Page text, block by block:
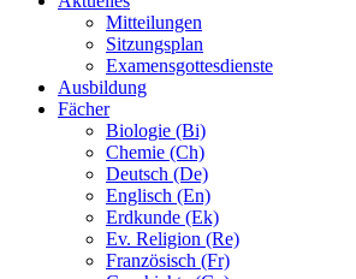
Mitteilungen
Sitzungsplan
Examensgottesdienste
Ausbildung
Fächer
Biologie (Bi)
Chemie (Ch)
Deutsch (De)
Englisch (En)
Erdkunde (Ek)
Ev. Religion (Re)
Französisch (Fr)